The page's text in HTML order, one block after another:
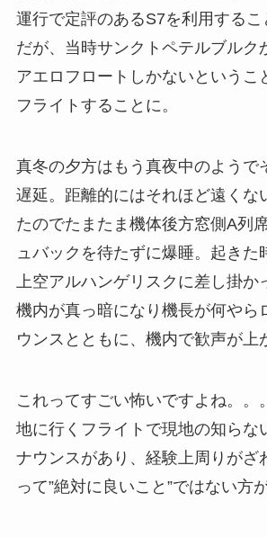
運行で定評のあるS7を利用する
だが、当時サンクトペテルブルク
アエロフロートしかないというこ
フライトすることに。
真冬の夕方はもう真夜中のようで
遅延。距離的にはそれほど遠くな
たのでたまたま機体後方窓側A列
ュバックを待たずに爆睡。起きた
上空アルハンゲリスクに差し掛か
機内が真っ暗になり機長が何やら
ウンスとともに、機内で歓声が上
これってすごい怖いですよね。。
地に行くフライトで現地の知らな
ナウンスがあり、経験上周りがざ
って”絶対に良いこと”ではない方